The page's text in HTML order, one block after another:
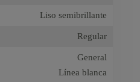
Liso semibrillante
Regular
General
Línea blanca